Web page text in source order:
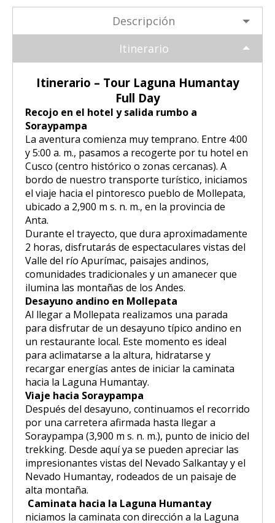
Inca
Amanecer en Cusco desde un Globo
Coloniales entre Sillar
Naturaleza entre Rocas y Cascadas
Tour Chullpas de Sillustani desde
Tour Isla de los Uros, Amantaní y
Tour Salar de Uyuni 2 Días / 1
La Paz | Ruta de la muerte en
bicicleta
Copacabana desde la Paz | Full day
Tiwanaku desde La Paz | Full day
Tour Camino Inca 1 Día / Trekking
Tour Machu Picchu, Montaña de
Colores y Laguna Humantay 3 días
Tour Machu Picchu 1 Día / Desde
Cusco
Salkantay Trek 4D| Ruta Ancestral
hacia Machu Picchu
SALKANTAY
hacia Machu Picchu
Salkantay Trek 2D| Caminata
Montañas Glaciares y Selva Andina
PAQUETES TURÍSTICOS
Tour Perú: Lima – Arequipa – Cusco
Tour Machu Picchu 5Dias/4Noches
Tour Machu Picchu 4 Días/3Noches
Choquequirao Trek 4 dias 3 noches
BLOG
CONTACTANOS
Descripción
Itinerario
Itinerario – Tour Laguna Humantay
Full Day
Recojo en el hotel y salida rumbo a
Soraypampa
La aventura comienza muy temprano. Entre 4:00
y 5:00 a. m., pasamos a recogerte por tu hotel en
Cusco (centro histórico o zonas cercanas). A
bordo de nuestro transporte turístico, iniciamos
el viaje hacia el pintoresco pueblo de Mollepata,
ubicado a 2,900 m s. n. m., en la provincia de
Anta.
Durante el trayecto, que dura aproximadamente
2 horas, disfrutarás de espectaculares vistas del
Valle del río Apurímac, paisajes andinos,
comunidades tradicionales y un amanecer que
ilumina las montañas de los Andes.
Desayuno andino en Mollepata
Al llegar a Mollepata realizamos una parada
para disfrutar de un desayuno típico andino en
un restaurante local. Este momento es ideal
para aclimatarse a la altura, hidratarse y
recargar energías antes de iniciar la caminata
hacia la Laguna Humantay.
Viaje hacia Soraypampa
Después del desayuno, continuamos el recorrido
por una carretera afirmada hasta llegar a
Soraypampa (3,900 m s. n. m.), punto de inicio del
trekking. Desde aquí ya se pueden apreciar las
impresionantes vistas del Nevado Salkantay y el
Nevado Humantay, rodeados de un paisaje de
alta montaña.
Caminata hacia la Laguna Humantay
niciamos la caminata con dirección a la Laguna